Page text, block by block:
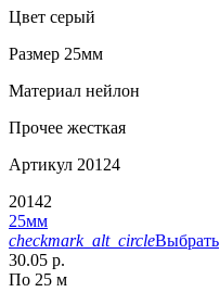
Цвет серый
Размер 25мм
Материал нейлон
Прочее жесткая
Артикул 20124
20142
25мм
checkmark_alt_circleВыбрать
30.05 р.
По 25 м